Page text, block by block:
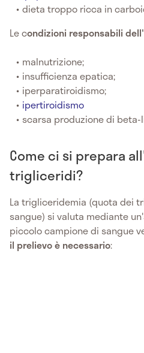
dieta troppo ricca in
Le condizioni responsabili
malnutrizione;
insufficienza epatica;
iperparatiroidismo;
ipertiroidismo
scarsa produzione di
Come ci si prepara
trigliceridi?
La trigliceridemia (quota dei
sangue) si valuta mediante
piccolo campione di sangue
il prelievo è necessario: